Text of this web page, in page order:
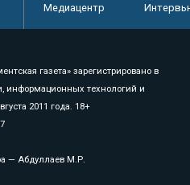
Медиацентр
газета» зарегистрировано в
информационных технологий и
2011 года. 18+
— Абдуллаев М.Р.